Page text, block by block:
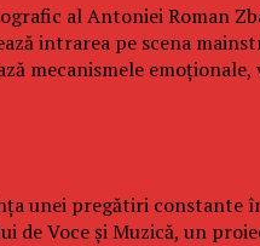
al Antoniei Roman
intrarea pe scena
mecanismele
unei pregătiri constante
Voce și Muzică, un